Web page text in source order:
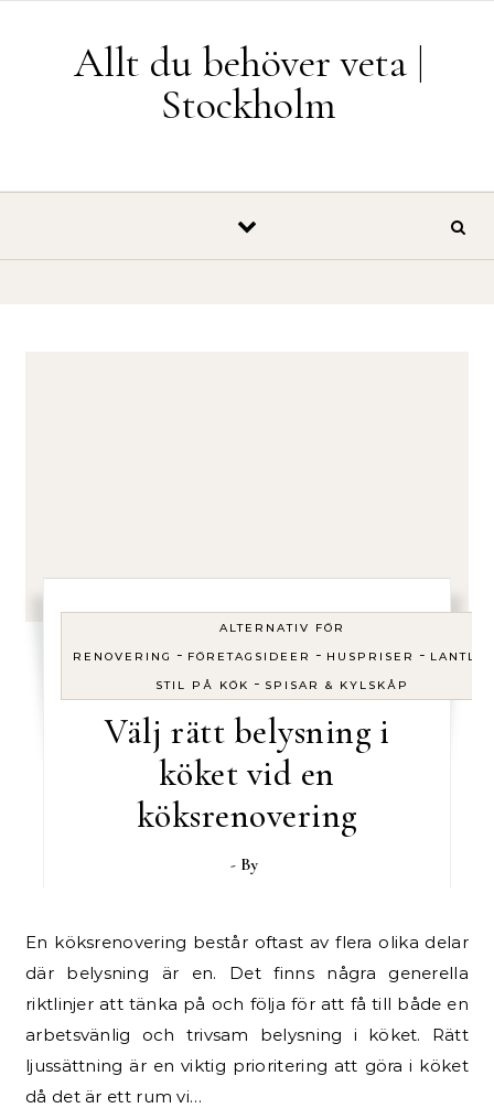
Allt du behöver veta |
Stockholm
ALTERNATIV FÖR
RENOVERING
- FÖRETAGSIDEER - HUSPRISER - LANTLIG
STIL PÅ KÖK - SPISAR & KYLSKÅP
Välj rätt belysning i
köket vid en
köksrenovering
- By
En köksrenovering består oftast av flera olika delar
där belysning är en. Det finns några generella
riktlinjer att tänka på och följa för att få till både en
arbetsvänlig och trivsam belysning i köket. Rätt
ljussättning är en viktig prioritering att göra i köket
då det är ett rum vi…